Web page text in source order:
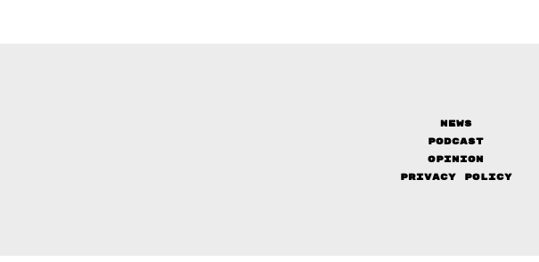
News
Podcast
Opinion
Privacy Policy